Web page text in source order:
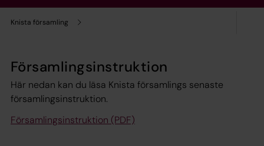
Knista församling
Församlingsinstruktion
Här nedan kan du läsa Knista församlings senaste
församlingsinstruktion.
Församlingsinstruktion (PDF)